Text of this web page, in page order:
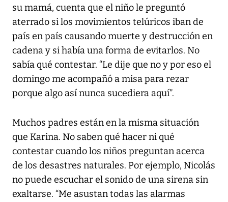
su mamá, cuenta que el niño le preguntó
aterrado si los movimientos telúricos iban de
país en país causando muerte y destrucción en
cadena y si había una forma de evitarlos. No
sabía qué contestar. “Le dije que no y por eso el
domingo me acompañó a misa para rezar
porque algo así nunca sucediera aquí”.
Muchos padres están en la misma situación
que Karina. No saben qué hacer ni qué
contestar cuando los niños preguntan acerca
de los desastres naturales. Por ejemplo, Nicolás
no puede escuchar el sonido de una sirena sin
exaltarse. “Me asustan todas las alarmas